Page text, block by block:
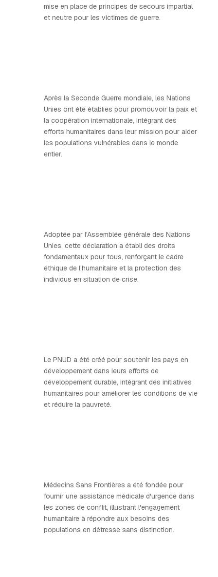
mise en place de principes de secours impartial
et neutre pour les victimes de guerre.
Après la Seconde Guerre mondiale, les Nations
Unies ont été établies pour promouvoir la paix et
la coopération internationale, intégrant des
efforts humanitaires dans leur mission pour aider
les populations vulnérables dans le monde
entier.
Adoptée par l'Assemblée générale des Nations
Unies, cette déclaration a établi des droits
fondamentaux pour tous, renforçant le cadre
éthique de l'humanitaire et la protection des
individus en situation de crise.
Le PNUD a été créé pour soutenir les pays en
développement dans leurs efforts de
développement durable, intégrant des initiatives
humanitaires pour améliorer les conditions de vie
et réduire la pauvreté.
Médecins Sans Frontières a été fondée pour
fournir une assistance médicale d'urgence dans
les zones de conflit, illustrant l'engagement
humanitaire à répondre aux besoins des
populations en détresse sans distinction.